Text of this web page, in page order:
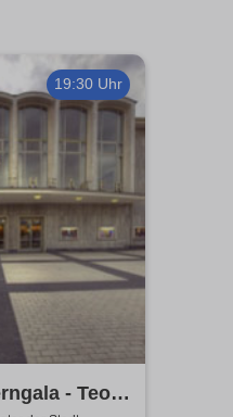
19:30 Uhr
- Teo